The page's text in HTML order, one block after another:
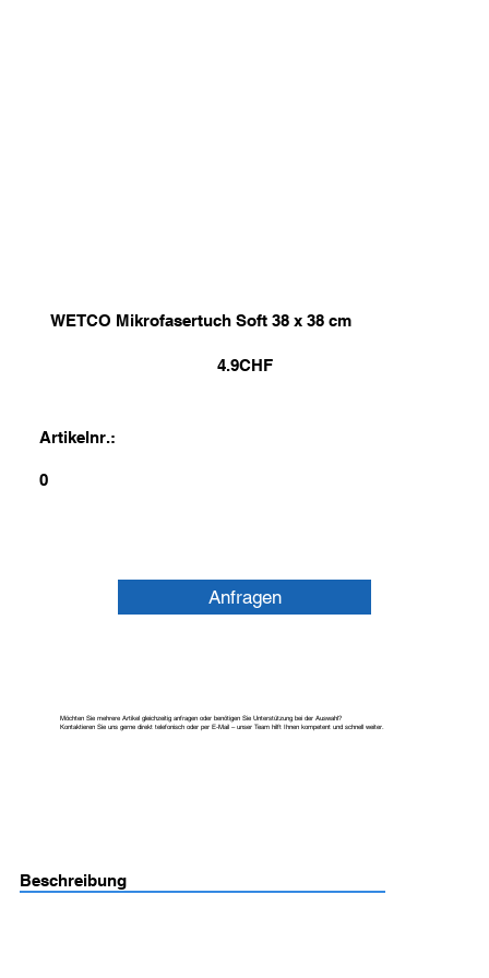
WETCO Mikrofasertuch Soft 38 x 38 cm
4.9CHF
Artikelnr.:
0
Anfragen
Möchten Sie mehrere Artikel gleichzeitig anfragen oder benötigen Sie Unterstützung bei der Auswahl?
Kontaktieren Sie uns gerne direkt telefonisch oder per E-Mail – unser Team hilft Ihnen kompetent und schnell weiter.
Beschreibung